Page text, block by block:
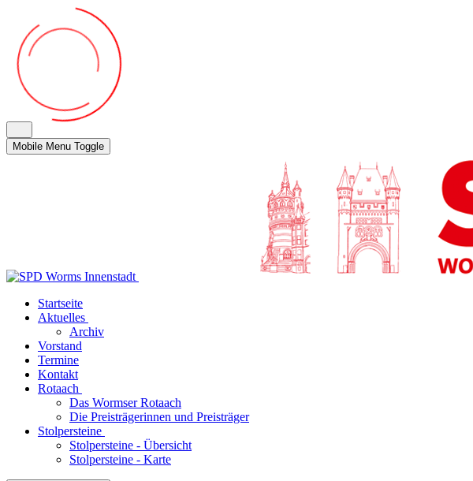
Mobile Menu Toggle
Startseite
Aktuelles
Archiv
Vorstand
Termine
Kontakt
Rotaach
Das Wormser Rotaach
Die Preisträgerinnen und Preisträger
Stolpersteine
Stolpersteine - Übersicht
Stolpersteine - Karte